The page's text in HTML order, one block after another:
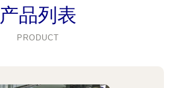
产品列表
PRODUCT